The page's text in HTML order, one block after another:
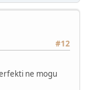
#12
ne mogu